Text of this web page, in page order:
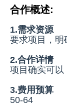
合作概述:
1.需求资源
要求项目，明
2.合作详情
项目确实可以
3.费用预算
50-64